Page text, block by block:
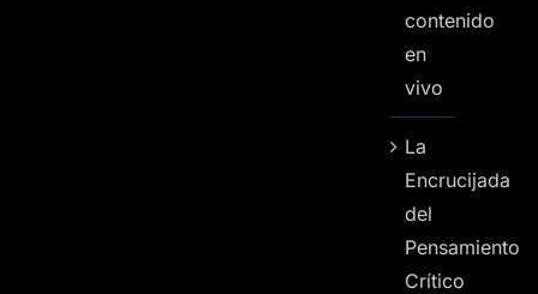
contenido
en
vivo
La
Encrucijada
del
Pensamiento
Crítico